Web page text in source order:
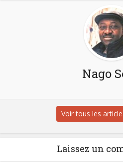
Nago
Voir tous les
Laissez un